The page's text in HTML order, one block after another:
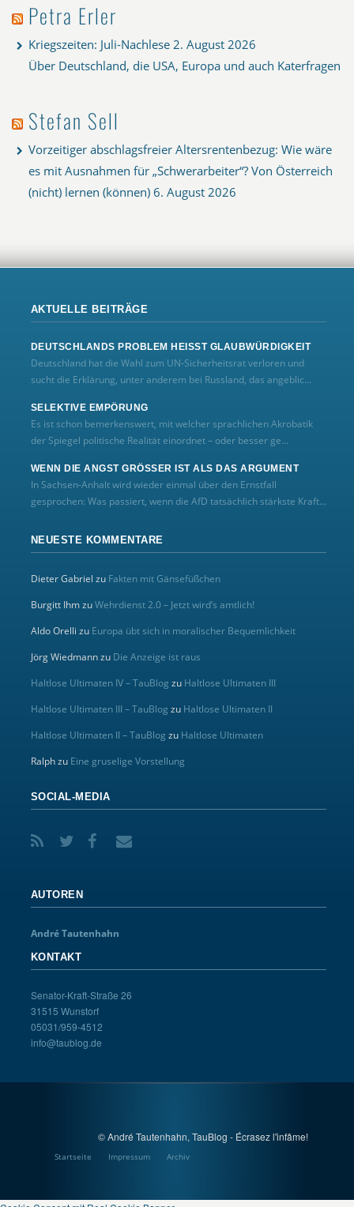
Petra Erler
Kriegszeiten: Juli-Nachlese 2. August 2026
Über Deutschland, die USA, Europa und auch Katerfragen
Stefan Sell
Vorzeitiger abschlagsfreier Altersrentenbezug: Wie wäre
es mit Ausnahmen für „Schwerarbeiter“? Von Österreich
(nicht) lernen (können) 6. August 2026
AKTUELLE BEITRÄGE
DEUTSCHLANDS PROBLEM HEISST GLAUBWÜRDIGKEIT
Deutschland hat die Wahl zum UN‑Sicherheitsrat verloren und
sucht die Erklärung, unter anderem bei Russland, das angeblic...
SELEKTIVE EMPÖRUNG
Es ist schon bemerkenswert, mit welcher sprachlichen Akrobatik
der Spiegel politische Realität einordnet – oder besser ge...
WENN DIE ANGST GRÖSSER IST ALS DAS ARGUMENT
In Sachsen-Anhalt wird wieder einmal über den Ernstfall
gesprochen: Was passiert, wenn die AfD tatsächlich stärkste Kraft...
NEUESTE KOMMENTARE
Dieter Gabriel zu Fakten mit Gänsefüßchen
Burgitt IhmzuWehrdienst 2.0 – Jetzt wird’s amtlich!
Aldo Orelli zu Europa übt sich in moralischer Bequemlichkeit
Jörg Wiedmannzu Die Anzeige ist raus
Haltlose Ultimaten IV – TauBlog zu Haltlose Ultimaten III
Haltlose Ultimaten III – TauBlog zu Haltlose Ultimaten II
Haltlose Ultimaten II – TauBlog zu Haltlose Ultimaten
Ralphzu Eine gruselige Vorstellung
SOCIAL-MEDIA
AUTOREN
André Tautenhahn
KONTAKT
Senator-Kraft-Straße 26
31515 Wunstorf
05031/959-4512
info@taublog.de
© André Tautenhahn, TauBlog - Écrasez l'infâme!
Startseite Impressum Archiv